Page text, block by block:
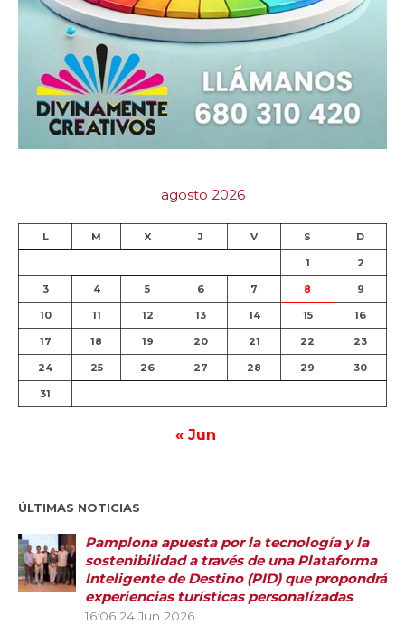
agosto 2026
L M X J V S D
1 2
3 4 5 6 7 8 9
10 11 12 13 14 15 16
17 18 19 20 21 22 23
24 25 26 27 28 29 30
31
« Jun
ÚLTIMAS NOTICIAS
Pamplona apuesta por la tecnología y la
sostenibilidad a través de una Plataforma
Inteligente de Destino (PID) que propondrá
experiencias turísticas personalizadas
16:06 24 Jun 2026